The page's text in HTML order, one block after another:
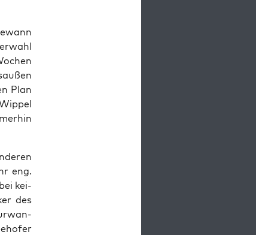
Plan
eng.
kei­
des